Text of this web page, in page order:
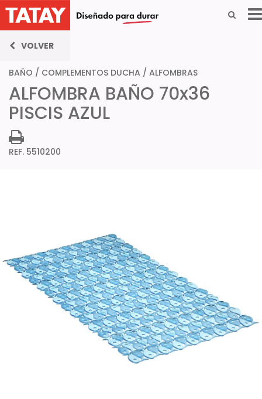
VOLVER
BAÑO / COMPLEMENTOS DUCHA / ALFOMBRAS
ALFOMBRA BAÑO 70x36
PISCIS AZUL
REF. 5510200